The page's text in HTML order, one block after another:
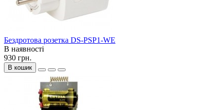
Бездротова розетка DS-PSP1-WE
В наявності
930 грн.
В кошик